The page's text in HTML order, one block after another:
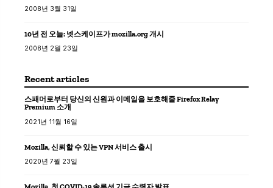
2008년 3월 31일
10년 전 오늘: 넷스케이프가 mozilla.org 개시
2008년 2월 23일
Recent articles
스패머로부터 당신의 신원과 이메일을 보호해줄 Firefox Relay
Premium 소개
2021년 11월 16일
Mozilla, 신뢰할 수 있는 VPN 서비스 출시
2020년 7월 23일